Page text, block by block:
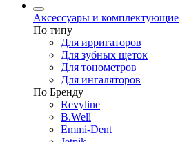
Аксессуары и комплектующие
По типу
Для ирригаторов
Для зубных щеток
Для тонометров
Для ингаляторов
По Бренду
Revyline
B.Well
Emmi-Dent